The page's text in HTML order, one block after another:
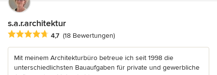
s.a.r.architektur
Durchschnittliche Bewertung: 4.7 von 5 Sternen
4,7 (18 Bewertungen)
Mit meinem Architekturbüro betreue ich seit 1998 die
unterschiedlichsten Bauaufgaben für private und gewerbliche